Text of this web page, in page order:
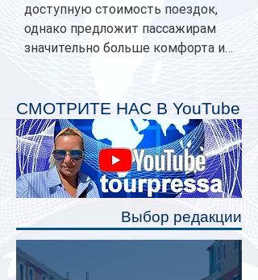
доступную стоимость поездок,
однако предложит пассажирам
значительно больше комфорта и
планируется начать в 2027 году.
Одним из главных нововведений
станут индивидуальные шторки у
каждого спального места. Они
позволят пассажирам закрыть свою
полку во время сна или отдыха,
СМОТРИТЕ НАС В YouTube
Выбор редакции